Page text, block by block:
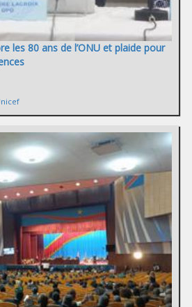
les 80 ans de l’ONU et plaide pour